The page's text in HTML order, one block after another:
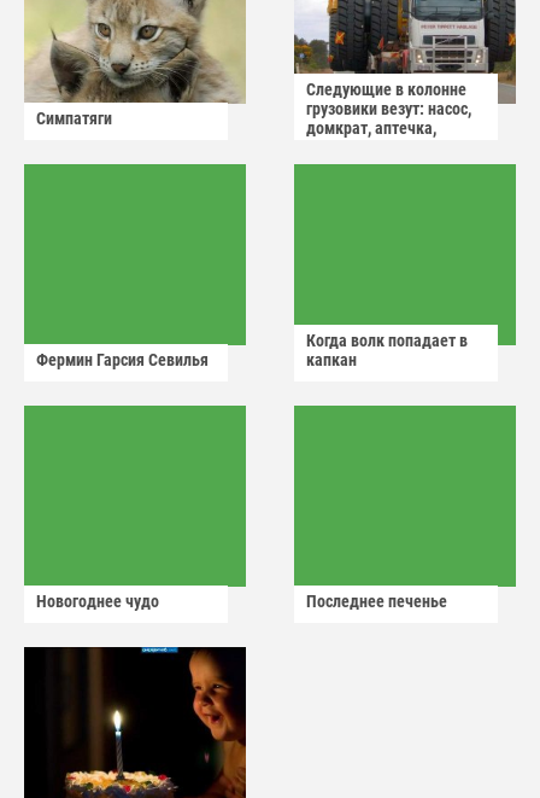
Симпатяги
Следующие в колонне
грузовики везут: насос,
домкрат, аптечка,
Фермин Гарсия Севилья
Когда волк попадает в
капкан
Новогоднее чудо Последнее печенье